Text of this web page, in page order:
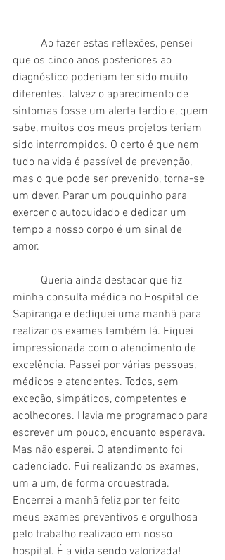
que os cinco anos posteriores ao
diagnóstico poderiam ter sido muito
diferentes. Talvez o aparecimento de
sintomas fosse um alerta tardio e, quem
sabe, muitos dos meus projetos teriam
sido interrompidos. O certo é que nem
tudo na vida é passível de prevenção,
mas o que pode ser prevenido, torna-se
um dever. Parar um pouquinho para
exercer o autocuidado e dedicar um
tempo a nosso corpo é um sinal de
amor.
minha consulta médica no Hospital de
Sapiranga e dediquei uma manhã para
realizar os exames também lá. Fiquei
impressionada com o atendimento de
excelência. Passei por várias pessoas,
médicos e atendentes. Todos, sem
exceção, simpáticos, competentes e
acolhedores. Havia me programado para
escrever um pouco, enquanto esperava.
Mas não esperei. O atendimento foi
cadenciado. Fui realizando os exames,
um a um, de forma orquestrada.
Encerrei a manhã feliz por ter feito
meus exames preventivos e orgulhosa
pelo trabalho realizado em nosso
hospital. É a vida sendo valorizada!